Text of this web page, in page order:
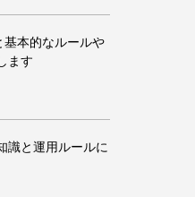
基本的なルールや
ます
識と運用ルールに